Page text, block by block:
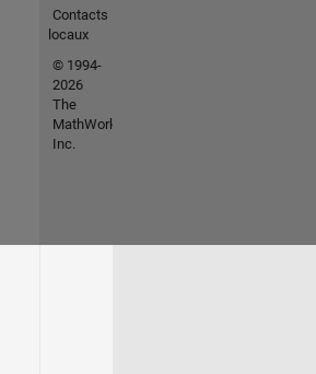
Contacts
locaux
© 1994-
2026
The
MathWorks,
Inc.